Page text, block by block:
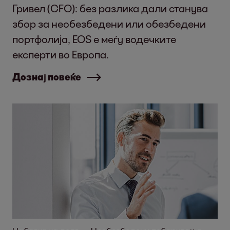
Гривел (CFO): без разлика дали станува
збор за необезбедени или обезбедени
портфолија, EOS е меѓу водечките
експерти во Европа.
Дознај повеќе